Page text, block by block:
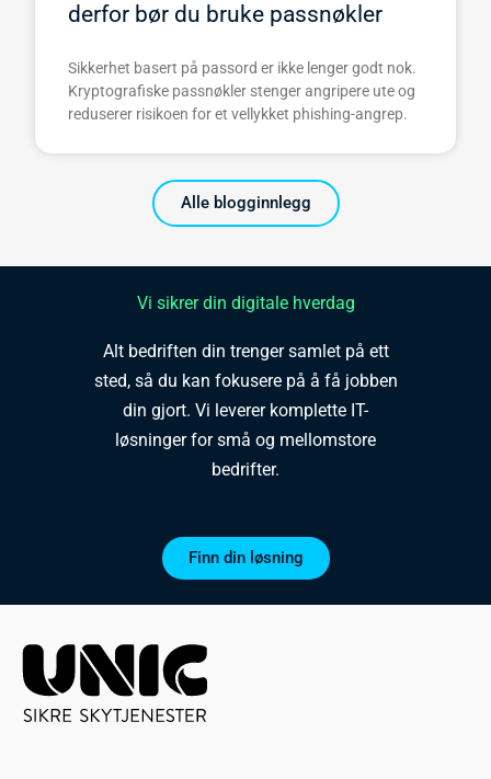
derfor bør du bruke passnøkler
Sikkerhet basert på passord er ikke lenger godt nok.
Kryptografiske passnøkler stenger angripere ute og
reduserer risikoen for et vellykket phishing-angrep.
Alle blogginnlegg
Vi sikrer din digitale hverdag
Alt bedriften din trenger samlet på ett
sted, så du kan fokusere på å få jobben
din gjort. Vi leverer komplette IT-
løsninger for små og mellomstore
bedrifter.
Finn din løsning